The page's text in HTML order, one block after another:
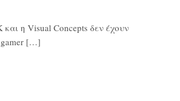
η Visual Concepts δεν έχουν
gamer […]